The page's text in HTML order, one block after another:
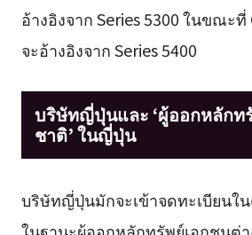
อ้างอิงจาก Series 5300 ในขณะ
จะอ้างอิงจาก Series 5400
บริษัทญี่ปุ่นและ ‘ผู้ออกหลักท
ชาติ’ ในญี่ปุ่น
บริษัทญี่ปุ่นมักจะเข้าจดทะเบียนใน